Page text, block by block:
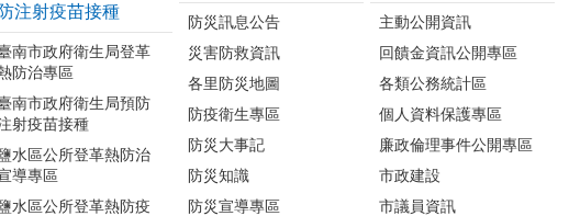
防注射疫苗接種
南市政府衛生局登革
防治專區
南市政府衛生局預防
射疫苗接種
水區公所登革熱防治
導專區
水區公所登革熱防疫
防災訊息公告
災害防救資訊
各里防災地圖
防疫衛生專區
防災大事記
防災知識
防災宣導專區
主動公開資訊
回饋金資訊公開專區
各類公務統計區
個人資料保護專區
廉政倫理事件公開專區
市政建設
市議員資訊